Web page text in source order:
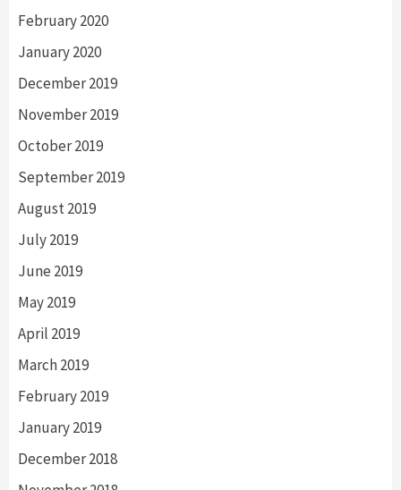
February 2020
January 2020
December 2019
November 2019
October 2019
September 2019
August 2019
July 2019
June 2019
May 2019
April 2019
March 2019
February 2019
January 2019
December 2018